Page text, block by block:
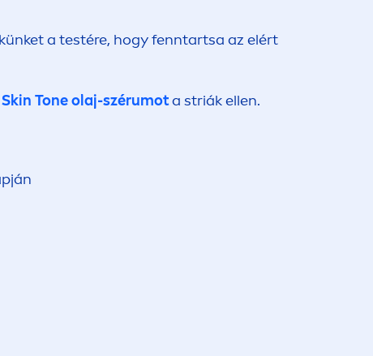
a testére, hogy fenntartsa az elért
Skin Tone olaj-szérumota striák ellen.